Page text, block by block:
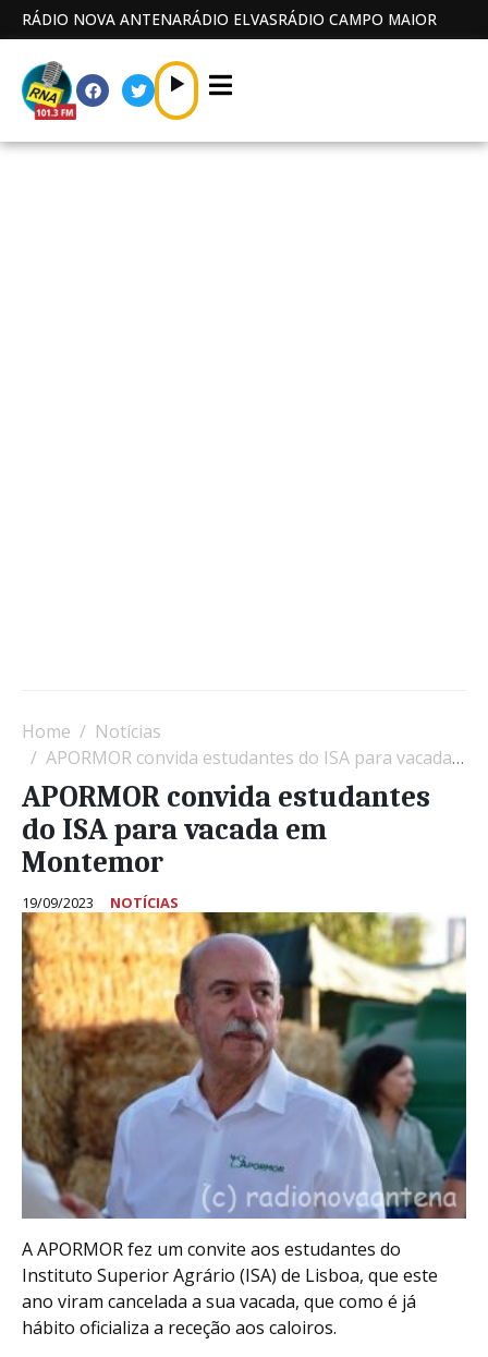
RÁDIO NOVA ANTENARÁDIO ELVASRÁDIO CAMPO MAIOR
Home
Notícias
APORMOR convida estudantes do ISA para vacada em Montemor
APORMOR convida estudantes
do ISA para vacada em
Montemor
19/09/2023 NOTÍCIAS
A APORMOR fez um convite aos estudantes do
Instituto Superior Agrário (ISA) de Lisboa, que este
ano viram cancelada a sua vacada, que como é já
hábito oficializa a receção aos caloiros.